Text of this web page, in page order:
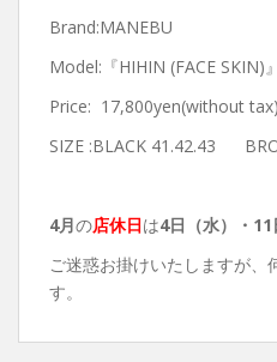
Brand:MANEBU
Model:『HIHIN (FACE SKIN)』
Price: 17,800yen(without tax)
SIZE :BLACK 41.42.43
4月の店休日は4日（水）・ 11
ご迷惑お掛けいたしますが、
す。